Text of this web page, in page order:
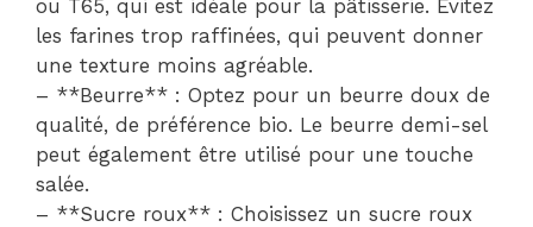
ou T65, qui est idéale pour la pâtisserie. Évitez
les farines trop raffinées, qui peuvent donner
une texture moins agréable.
– **Beurre** : Optez pour un beurre doux de
qualité, de préférence bio. Le beurre demi-sel
peut également être utilisé pour une touche
salée.
– **Sucre roux** : Choisissez un sucre roux